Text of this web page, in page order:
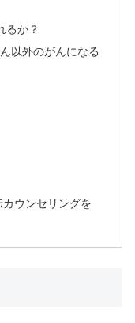
るか？
以外のがんになる
ウンセリングを